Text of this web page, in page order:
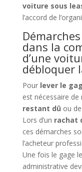
voiture sous
l’accord de
dans la
d’une
débloquer
Pour lever le
est nécessaire
restant dû ou
Lors d’un rachat
ces démarches
l’acheteur
Une fois le gage
administrative